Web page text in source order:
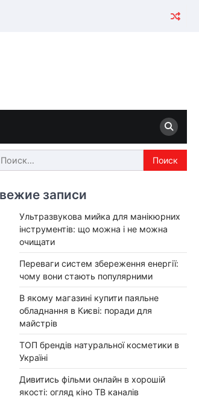
записи
Ультразвукова мийка для манікюрних
інструментів: що можна і не можна
очищати
Переваги систем збереження енергії:
чому вони стають популярними
В якому магазині купити паяльне
обладнання в Києві: поради для
майстрів
ТОП брендів натуральної косметики в
Україні
Дивитись фільми онлайн в хорошій
якості: огляд кіно ТВ каналів